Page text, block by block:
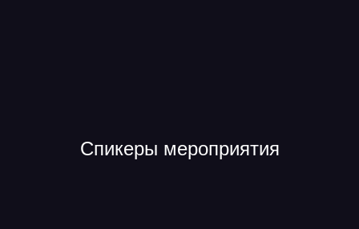
Спикеры мероприятия